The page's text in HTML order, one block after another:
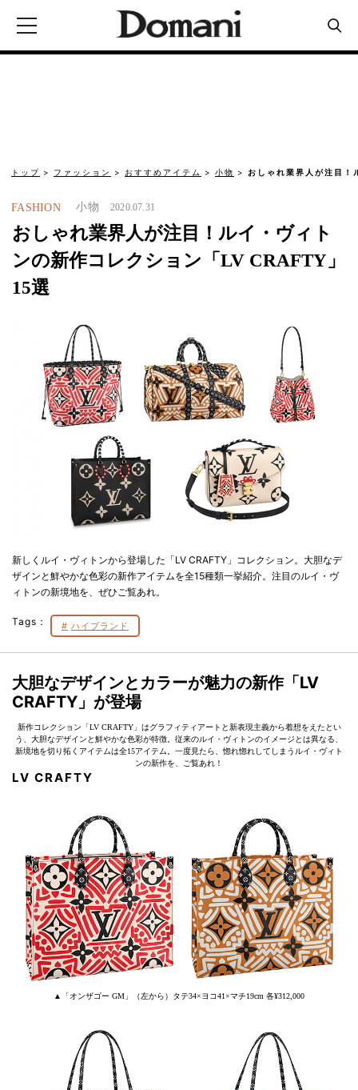
トップ ファッション おすすめアイテム 小物 おしゃれ業界人が注目
FASHION 小物 2020.07.31
おしゃれ業界人が注目！ルイ・ヴィト
ンの新作コレクション「LV CRAFTY」
15選
新しくルイ・ヴィトンから登場した「LV CRAFTY」コレクション。大胆なデ
ザインと鮮やかな色彩の新作アイテムを全15種類一挙紹介。注目のルイ・ヴ
ィトンの新境地を、ぜひご覧あれ。
Tags： ハイブランド
大胆なデザインとカラーが魅力の新作「LV
CRAFTY」が登場
新作コレクション「LV CRAFTY」はグラフィティアートと新表現主義から着想をえたとい
う、大胆なデザインと鮮やかな色彩が特徴。従来のルイ・ヴィトンのイメージとは異なる、
新境地を切り拓くアイテムは全15アイテム。一度見たら、惚れ惚れしてしまうルイ・ヴィト
ンの新作を、ご覧あれ！
LV CRAFTY
▲「オンザゴー GM」（左から）タテ34×ヨコ41×マチ19cm 各¥312,000